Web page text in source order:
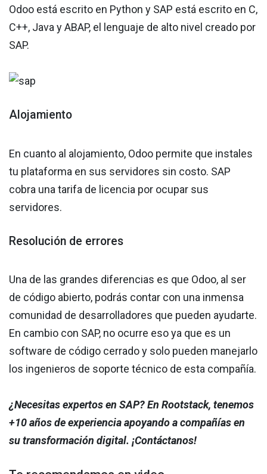
Odoo está escrito en Python y SAP está escrito en C,
C++, Java y ABAP, el lenguaje de alto nivel creado por
SAP.
Alojamiento
En cuanto al alojamiento, Odoo permite que instales
tu plataforma en sus servidores sin costo. SAP
cobra una tarifa de licencia por ocupar sus
servidores.
Resolución de errores
Una de las grandes diferencias es que Odoo, al ser
de código abierto, podrás contar con una inmensa
comunidad de desarrolladores que pueden ayudarte.
En cambio con SAP, no ocurre eso ya que es un
software de código cerrado y solo pueden manejarlo
los ingenieros de soporte técnico de esta compañía.
¿Necesitas expertos en SAP? En Rootstack, tenemos
+10 años de experiencia apoyando a compañías en
su transformación digital. ¡Contáctanos!